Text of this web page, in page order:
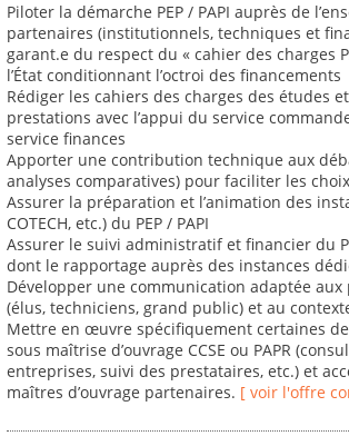
Piloter la démarche PEP / PAPI auprès de
partenaires (institutionnels, techniques et
garant.e du respect du « cahier des charges
l’État conditionnant l’octroi des financements
Rédiger les cahiers des charges des études
prestations avec l’appui du service
service finances
Apporter une contribution technique aux
analyses comparatives) pour faciliter les
Assurer la préparation et l’animation des
COTECH, etc.) du PEP / PAPI
Assurer le suivi administratif et financier du
dont le rapportage auprès des instances
Développer une communication adaptée aux
(élus, techniciens, grand public) et au
Mettre en œuvre spécifiquement certaines
sous maîtrise d’ouvrage CCSE ou PAPR
entreprises, suivi des prestataires, etc.) et
maîtres d’ouvrage partenaires. [ voir l'offre